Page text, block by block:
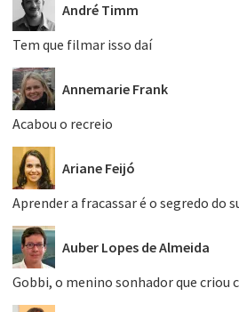
André Timm
Tem que filmar isso daí
Annemarie Frank
Acabou o recreio
Ariane Feijó
Aprender a fracassar é o segredo do
Auber Lopes de Almeida
Gobbi, o menino sonhador que criou